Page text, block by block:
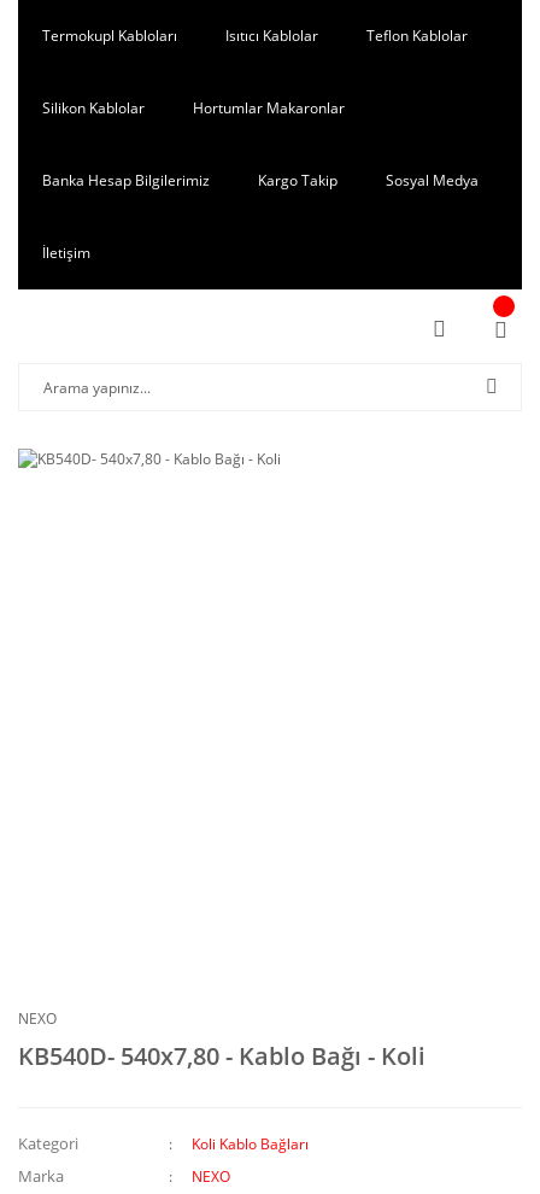
Termokupl Kabloları Isıtıcı Kablolar Teflon Kablolar
Silikon Kablolar Hortumlar Makaronlar
Banka Hesap Bilgilerimiz Kargo Takip Sosyal Medya
İletişim
NEXO
KB540D- 540x7,80 - Kablo Bağı - Koli
Kategori Koli Kablo Bağları
Marka NEXO